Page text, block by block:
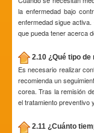
la enfermedad bajo
enfermedad sigue
que pueda tener acerca
2.10 ¿Qué tipo
Es necesario realizar
recomienda un
corea. Tras la remisión
el tratamiento preventivo
2.11 ¿Cuánto